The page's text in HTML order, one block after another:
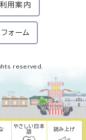
やさしい日本
語
読み上げ
用案内
ォーム
reserved.